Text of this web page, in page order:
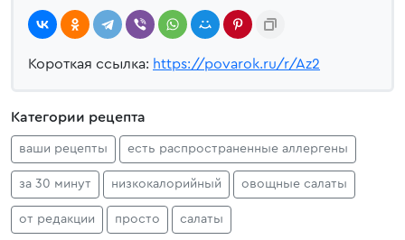
Короткая ссылка: https://povarok.ru/r/Az2
Категории рецепта
ваши рецепты есть распространенные аллергены
за 30 минут низкокалорийный овощные салаты
от редакции просто салаты